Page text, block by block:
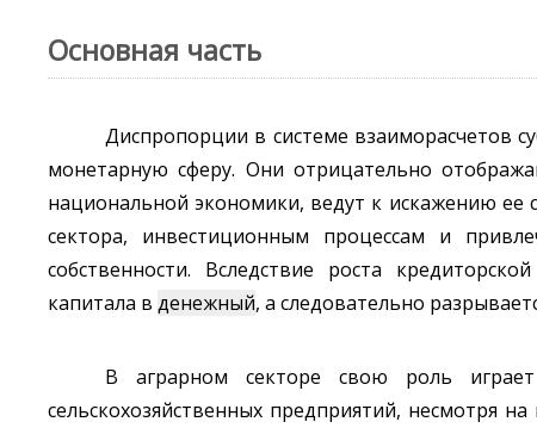
Основная часть
Диспропорции в системе взаиморасчетов
монетарную сферу. Они отрицательно
национальной экономики, ведут к искажению ее
сектора, инвестиционным процессам и
собственности. Вследствие роста
капитала в денежный, а следовательно
В аграрном секторе свою роль играет
сельскохозяйственных предприятий, несмотря